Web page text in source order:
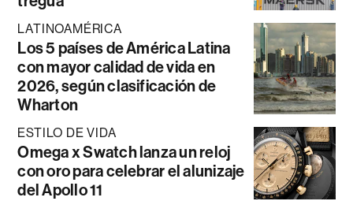
LATINOAMÉRICA
Los 5 países de América Latina
con mayor calidad de vida en
2026, según clasificación de
Wharton
ESTILO DE VIDA
Omega x Swatch lanza un reloj
con oro para celebrar el alunizaje
del Apollo 11